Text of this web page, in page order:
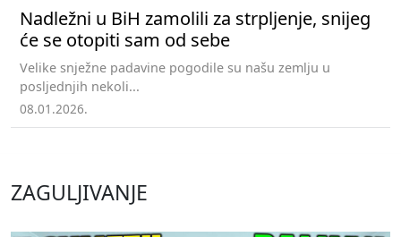
Nadležni u BiH zamolili za strpljenje, snijeg
će se otopiti sam od sebe
Velike snježne padavine pogodile su našu zemlju u
posljednjih nekoli...
08.01.2026.
ZAGULJIVANJE